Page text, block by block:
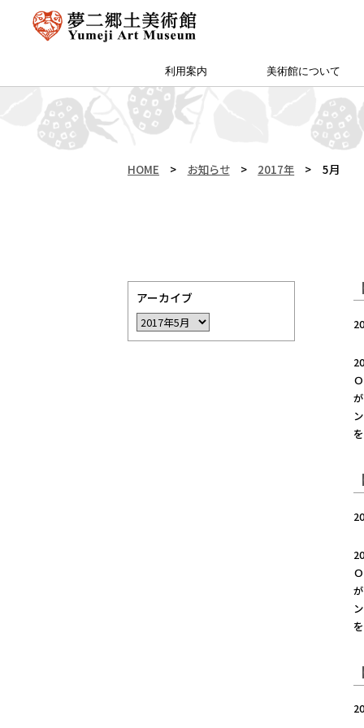
利用案内
夢二郷土美術館 本館
夢二生家記念館・少年山荘
アクセス・特別プラン
カフェ＆ショップ
予約方法・団体申込
サイトマップ
美術館について
館長挨拶
所蔵作品
友の会「ゆめびぃ」
お知らせ
（公財）両備文化振興財団
范曽美術館について
HOME > お知らせ > 2017年 > 5月
アーカイブ